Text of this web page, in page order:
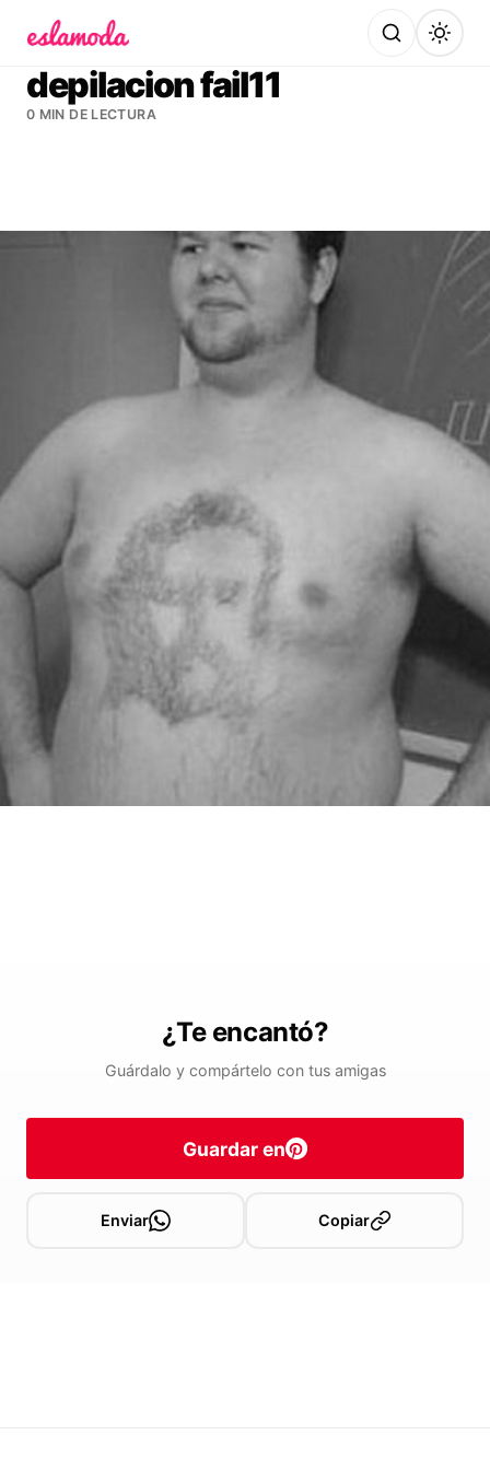
depilacion fail11
0 MIN DE LECTURA
¿Te encantó?
Guárdalo y compártelo con tus amigas
Guardar en
Enviar Copiar